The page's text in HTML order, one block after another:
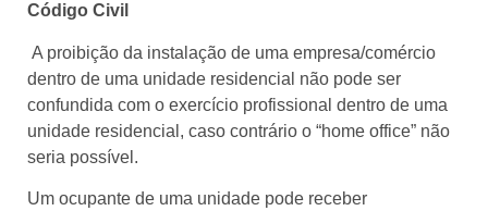
Código Civil
A proibição da instalação de uma empresa/comércio
dentro de uma unidade residencial não pode ser
confundida com o exercício profissional dentro de uma
unidade residencial, caso contrário o “home office” não
seria possível.
Um ocupante de uma unidade pode receber